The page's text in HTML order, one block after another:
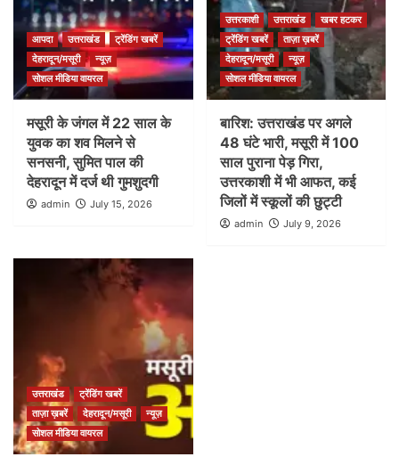
आपदा उत्तराखंड
ट्रेंडिंग खबरें
देहरादून/मसूरी
न्यूज़
सोशल मीडिया वायरल
मसूरी के जंगल में 22 साल के
युवक का शव मिलने से
सनसनी, सुमित पाल की
देहरादून में दर्ज थी गुमशुदगी
admin July 15, 2026
उत्तरकाशी उत्तराखंड
खबर हटकर
ट्रेंडिंग खबरें
ताज़ा ख़बरें
देहरादून/मसूरी
न्यूज़
सोशल मीडिया वायरल
बारिश: उत्तराखंड पर अगले
48 घंटे भारी, मसूरी में 100
साल पुराना पेड़ गिरा,
उत्तरकाशी में भी आफत, कई
जिलों में स्कूलों की छुट्टी
admin July 9, 2026
उत्तराखंड
ट्रेंडिंग खबरें
ताज़ा ख़बरें
देहरादून/मसूरी
न्यूज़
सोशल मीडिया वायरल